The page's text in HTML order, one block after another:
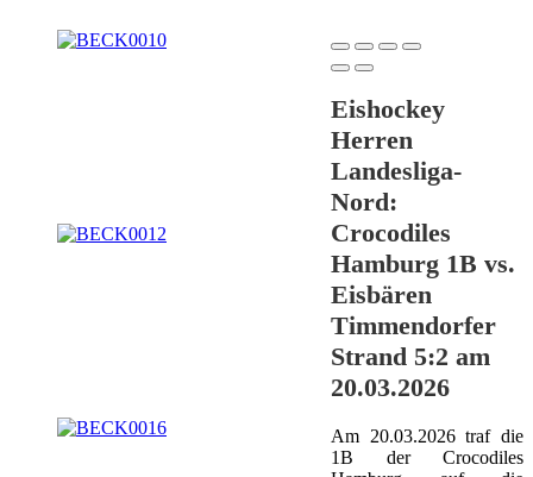
Eishockey
Herren
Landesliga-
Nord:
Crocodiles
Hamburg 1B vs.
Eisbären
Timmendorfer
Strand 5:2 am
20.03.2026
Am 20.03.2026 traf die
1B der Crocodiles